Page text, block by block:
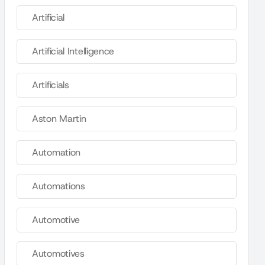
Artificial
Artificial Intelligence
Artificials
Aston Martin
Automation
Automations
Automotive
Automotives